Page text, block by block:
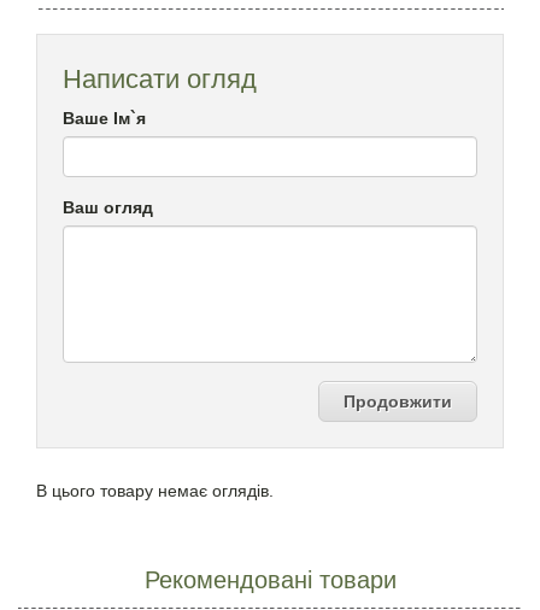
Написати огляд
Ваше Ім`я
Ваш огляд
Продовжити
В цього товару немає оглядів.
Рекомендовані товари